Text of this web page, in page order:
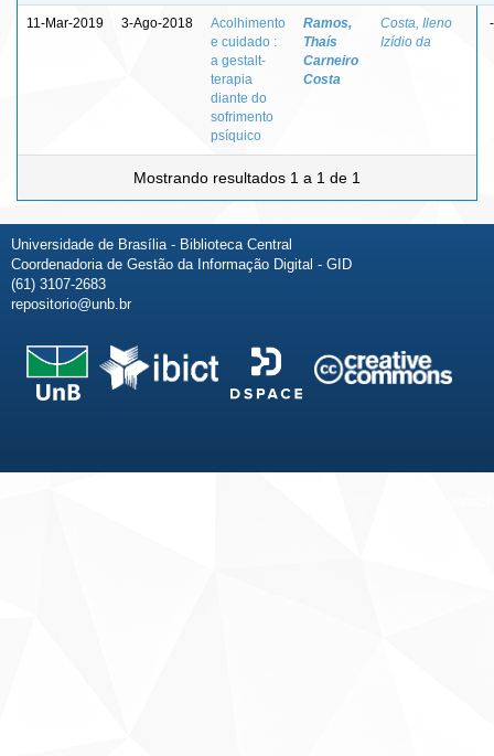
11-Mar-2019 3-Ago-2018
Acolhimento
e cuidado :
a gestalt-
terapia
diante do
sofrimento
psíquico
Ramos,
Thaís
Carneiro
Costa
Costa, Ileno
Izídio da
-
Mostrando resultados 1 a 1 de 1
Universidade de Brasília - Biblioteca Central
Coordenadoria de Gestão da Informação Digital - GID
(61) 3107-2683
repositorio@unb.br